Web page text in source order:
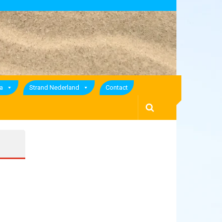
Strand Nederland Contact